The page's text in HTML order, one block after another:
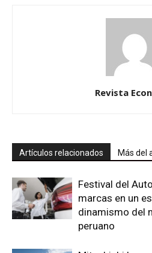
Revista
Artículos relacionados Más del
Festival del
marcas en un
dinamismo del
peruano